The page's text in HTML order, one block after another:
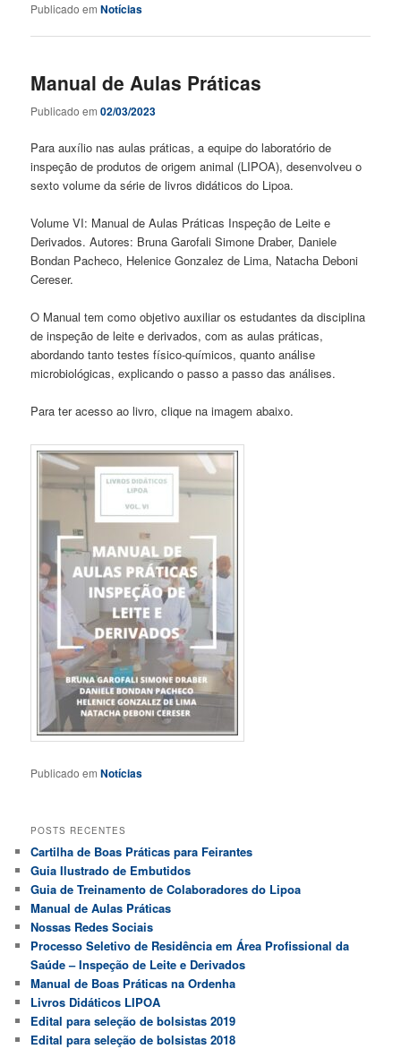
Publicado em Notícias
Manual de Aulas Práticas
Publicado em02/03/2023
Para auxílio nas aulas práticas, a equipe do laboratório de
inspeção de produtos de origem animal (LIPOA), desenvolveu o
sexto volume da série de livros didáticos do Lipoa.
Volume VI: Manual de Aulas Práticas Inspeção de Leite e
Derivados. Autores: Bruna Garofali Simone Draber, Daniele
Bondan Pacheco, Helenice Gonzalez de Lima, Natacha Deboni
Cereser.
O Manual tem como objetivo auxiliar os estudantes da disciplina
de inspeção de leite e derivados, com as aulas práticas,
abordando tanto testes físico-químicos, quanto análise
microbiológicas, explicando o passo a passo das análises.
Para ter acesso ao livro, clique na imagem abaixo.
Publicado em Notícias
POSTS RECENTES
Cartilha de Boas Práticas para Feirantes
Guia Ilustrado de Embutidos
Guia de Treinamento de Colaboradores do Lipoa
Manual de Aulas Práticas
Nossas Redes Sociais
Processo Seletivo de Residência em Área Profissional da
Saúde – Inspeção de Leite e Derivados
Manual de Boas Práticas na Ordenha
Livros Didáticos LIPOA
Edital para seleção de bolsistas 2019
Edital para seleção de bolsistas 2018